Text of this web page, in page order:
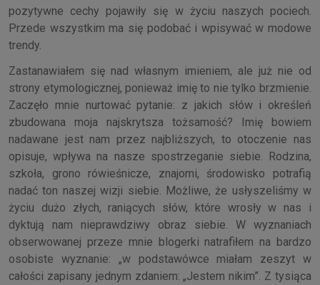
pozytywne cechy pojawiły się w życiu naszych pociech.
Przede wszystkim ma się podobać i wpisywać w modowe
trendy.
Zastanawiałem się nad własnym imieniem, ale już nie od
strony etymologicznej, ponieważ imię to nie tylko brzmienie.
Zaczęło mnie nurtować pytanie: z jakich słów i określeń
zbudowana moja najskrytsza tożsamość? Imię bowiem
nadawane jest nam przez najbliższych, to otoczenie nas
opisuje, wpływa na nasze spostrzeganie siebie. Rodzina,
szkoła, grono rówieśnicze, znajomi, środowisko potrafią
nadać ton naszej wizji siebie. Możliwe, że usłyszeliśmy w
życiu dużo złych, raniących słów, które wrosły w nas i
dyktują nam nieprawdziwy obraz siebie. W wyznaniach
obserwowanej przeze mnie blogerki natrafiłem na bardzo
osobiste wyznanie: „w podstawówce miałam zeszyt w
całości zapisany jednym zdaniem: „Jestem nikim”. Z tysiąca